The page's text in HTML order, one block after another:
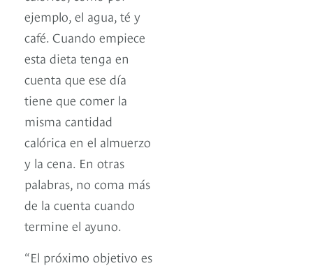
ejemplo, el agua, té y
café. Cuando empiece
esta dieta tenga en
cuenta que ese día
tiene que comer la
misma cantidad
calórica en el almuerzo
y la cena. En otras
palabras, no coma más
de la cuenta cuando
termine el ayuno.
“El próximo objetivo es